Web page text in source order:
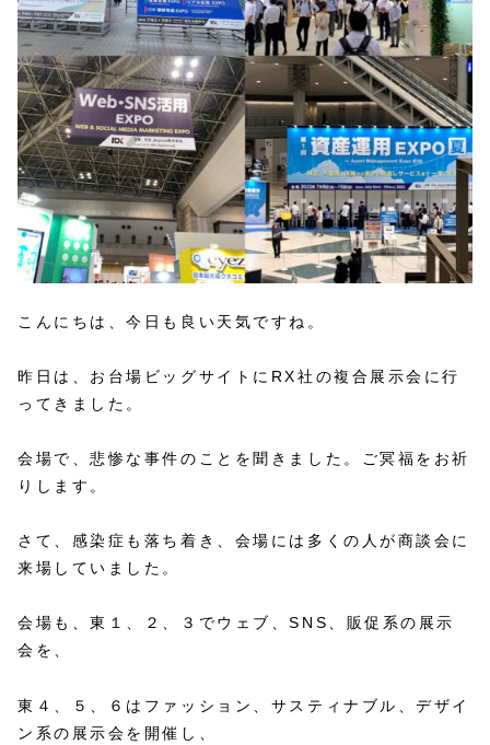
こんにちは、今日も良い天気ですね。
昨日は、お台場ビッグサイトにRX社の複合展示会に行
ってきました。
会場で、悲惨な事件のことを聞きました。ご冥福をお祈
りします。
さて、感染症も落ち着き、会場には多くの人が商談会に
来場していました。
会場も、東１、２、３でウェブ、SNS、販促系の展示
会を、
東４、５、６はファッション、サスティナブル、デザイ
ン系の展示会を開催し、